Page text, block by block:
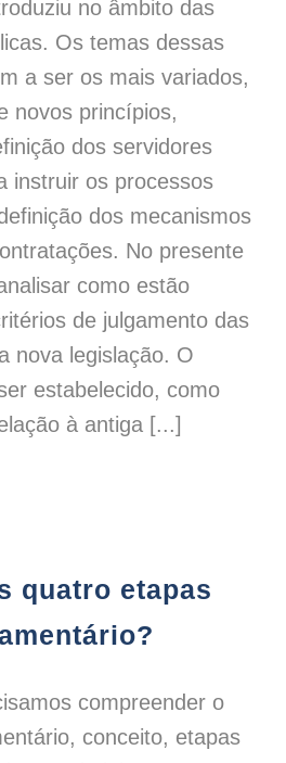
no âmbito das
Os temas dessas
a ser os mais variados,
novos princípios,
dos servidores
instruir os processos
dos mecanismos
No presente
como estão
de julgamento das
nova legislação. O
estabelecido, como
à antiga [...]
quatro etapas
compreender o
conceito, etapas